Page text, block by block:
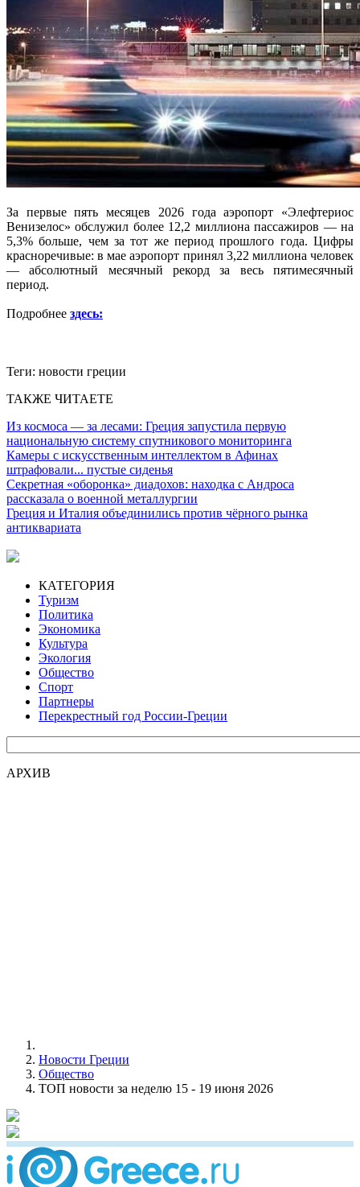
За первые пять месяцев 2026 года аэропорт «Элефтериос
Венизелос» обслужил более 12,2 миллиона пассажиров — на
5,3% больше, чем за тот же период прошлого года. Цифры
красноречивые: в мае аэропорт принял 3,22 миллиона человек
— абсолютный месячный рекорд за весь пятимесячный
период.
Подробнее здесь:
Теги: новости греции
ТАКЖЕ ЧИТАЕТЕ
Из космоса — за лесами: Греция запустила первую
национальную систему спутникового мониторинга
Камеры с искусственным интеллектом в Афинах
штрафовали... пустые сиденья
Секретная «оборонка» диадохов: находка с Андроса
рассказала о военной металлургии
Греция и Италия объединились против чёрного рынка
антиквариата
КАТЕГОРИЯ
Туризм
Политика
Экономика
Культура
Экология
Общество
Спорт
Партнеры
Перекрестный год России-Греции
АРХИВ
Новости Греции
Общество
ТОП новости за неделю 15 - 19 июня 2026